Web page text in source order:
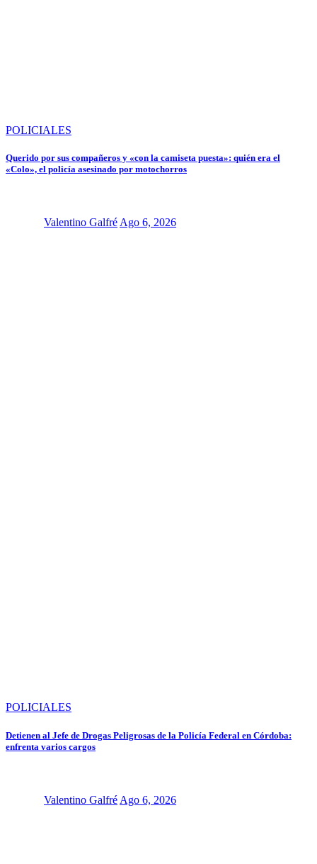
POLICIALES
Querido por sus compañeros y «con la camiseta puesta»: quién era el
«Colo», el policía asesinado por motochorros
Valentino Galfré Ago 6, 2026
POLICIALES
Detienen al Jefe de Drogas Peligrosas de la Policía Federal en Córdoba:
enfrenta varios cargos
Valentino Galfré Ago 6, 2026